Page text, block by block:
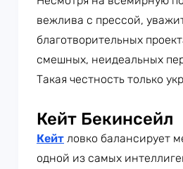
вежлива с прессой,
благотворительных
смешных, неидеальных
Такая честность только
Кейт Бекинсейл
Кейт ловко балансирует
одной из самых